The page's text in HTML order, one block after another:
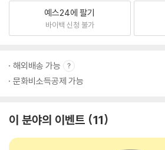
예스24에 팔기
바이백 신청 불가
해외배송 가능
문화비소득공제 가능
이 분야의 이벤트 11